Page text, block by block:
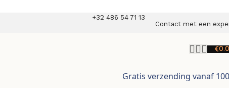
+32 486 54 71 13
Contact met een
€
Gratis verzending vanaf